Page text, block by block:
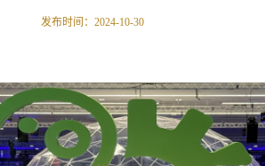
发布时间：2024-10-30